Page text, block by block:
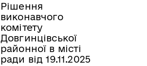
Рішення
виконавчого
комітету
Довгинцівської
районної в місті
ради від 19.11.2025